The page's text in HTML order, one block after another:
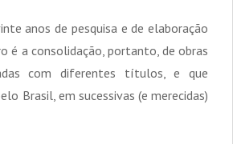
anos de pesquisa e de elaboração
é a consolidação, portanto, de obras
com diferentes títulos, e que
Brasil, em sucessivas (e merecidas)